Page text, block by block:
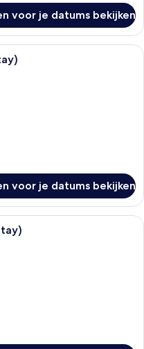
voor je datums bekijken
hotelkamer met een bed,
voor je datums bekijken
hotelkamer met een bed,